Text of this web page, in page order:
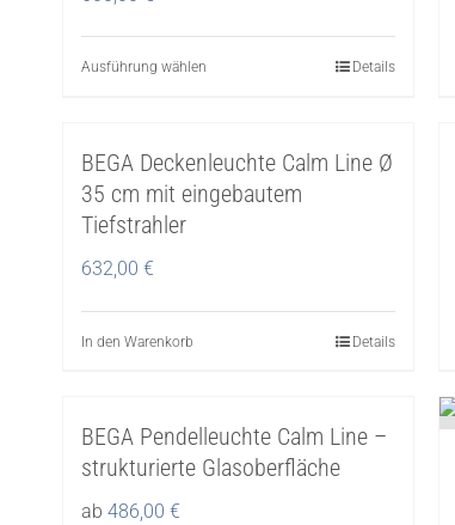
Ausführung wählenDieses
mehrere
Varianten
Produktseite
gewählt
Details
BEGA Deckenleuchte Calm Line Ø
35 cm mit eingebautem
Tiefstrahler
632,00 €
In den Warenkorb Details
BEGA Pendelleuchte Calm Line –
strukturierte Glasoberfläche
ab 486,00 €